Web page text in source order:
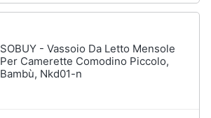
SOBUY - Vassoio Da Letto Mensole
Per Camerette Comodino Piccolo,
Bambù, Nkd01-n